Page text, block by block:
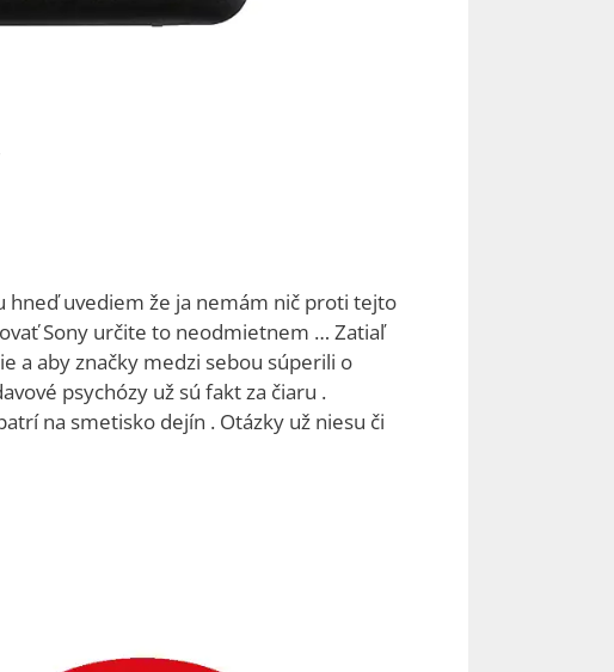
hneď uvediem že ja nemám nič proti tejto
Sony určite to neodmietnem … Zatiaľ
a aby značky medzi sebou súperili o
psychózy už sú fakt za čiaru .
na smetisko dejín . Otázky už niesu či